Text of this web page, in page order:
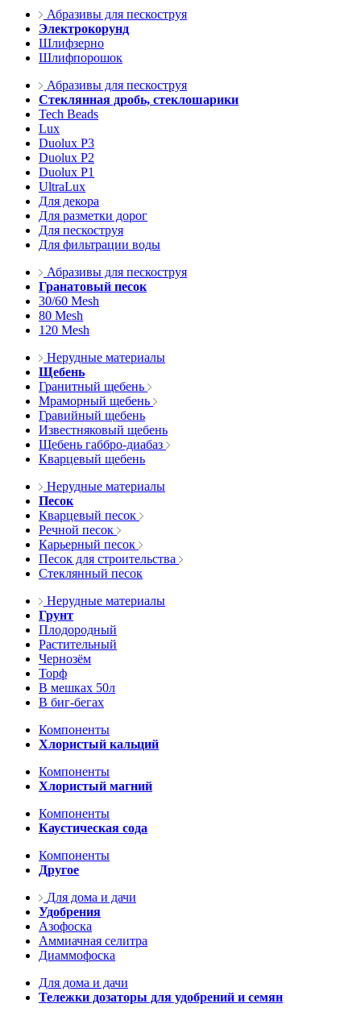
Абразивы для пескоструя
Электрокорунд
Шлифзерно
Шлифпорошок
Абразивы для пескоструя
Стеклянная дробь, стеклошарики
Tech Beads
Lux
Duolux P3
Duolux P2
Duolux P1
UltraLux
Для декора
Для разметки дорог
Для пескоструя
Для фильтрации воды
Абразивы для пескоструя
Гранатовый песок
30/60 Mesh
80 Mesh
120 Mesh
Нерудные материалы
Щебень
Гранитный щебень
Мраморный щебень
Гравийный щебень
Известняковый щебень
Щебень габбро-диабаз
Кварцевый щебень
Нерудные материалы
Песок
Кварцевый песок
Речной песок
Карьерный песок
Песок для строительства
Стеклянный песок
Нерудные материалы
Грунт
Плодородный
Растительный
Чернозём
Торф
В мешках 50л
В биг-бегах
Компоненты
Хлористый кальций
Компоненты
Хлористый магний
Компоненты
Каустическая сода
Компоненты
Другое
Для дома и дачи
Удобрения
Азофоска
Аммиачная селитра
Диаммофоска
Для дома и дачи
Тележки дозаторы для удобрений и семян